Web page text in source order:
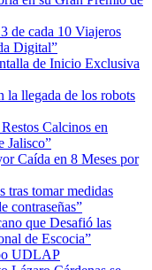
de cada 10 Viajeros
Digital”
de Inicio Exclusiva
la llegada de los robots
Calcinos en
Jalisco”
Caída en 8 Meses por
tras tomar medidas
contraseñas”
que Desafió las
de Escocia”
UDLAP